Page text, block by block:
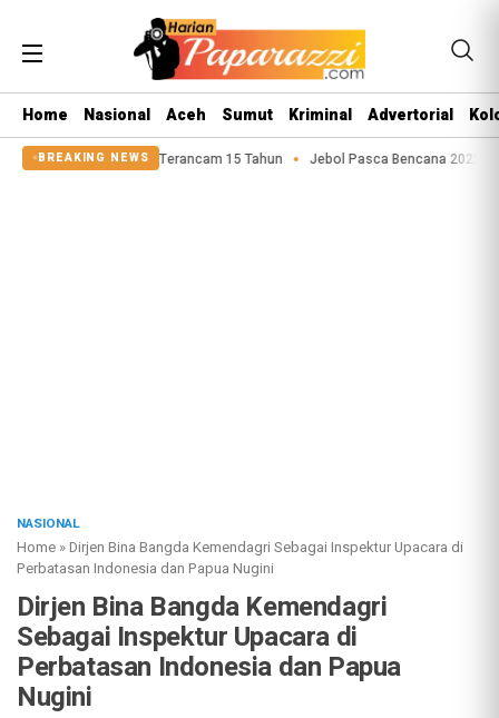
Home Nasional Aceh Sumut Kriminal Advertorial
BREAKING NEWS
Anak Terancam 15 Tahun Jebol Pasca Bencana 2025, Tanggul
NASIONAL
Home »Dirjen Bina Bangda Kemendagri Sebagai Inspektur Upacara di
Perbatasan Indonesia dan Papua Nugini
Dirjen Bina Bangda Kemendagri
Sebagai Inspektur Upacara di
Perbatasan Indonesia dan Papua
Nugini